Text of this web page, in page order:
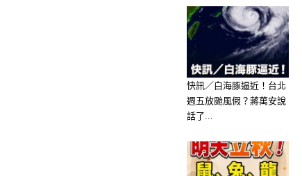
快訊／白海豚逼近！台北
週五放颱風假？蔣萬安說
話了...